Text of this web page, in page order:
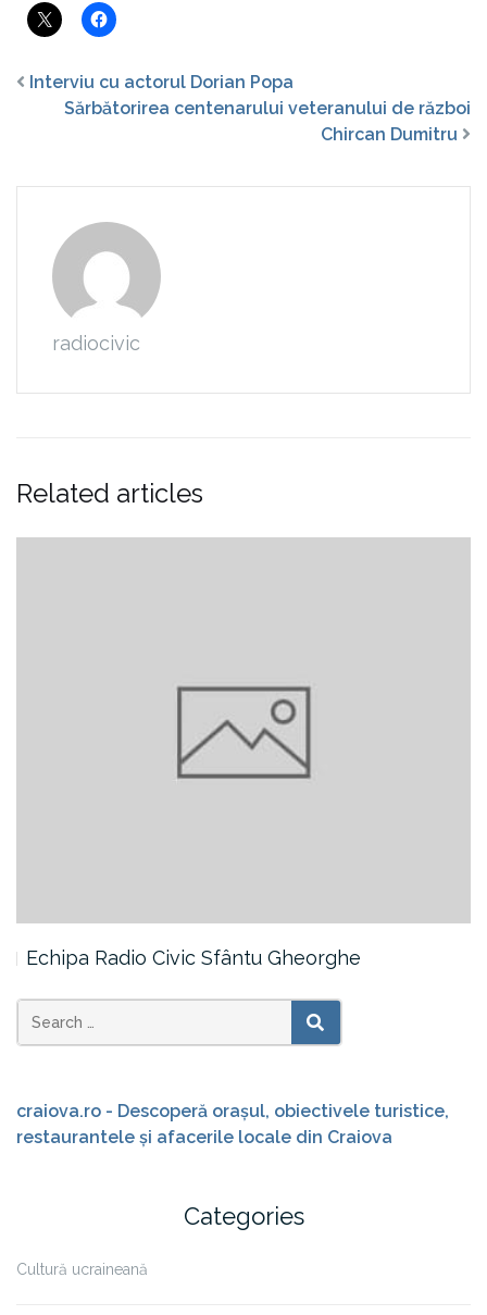
Interviu cu actorul Dorian Popa
Sărbătorirea centenarului veteranului de război
Chircan Dumitru
radiocivic
Related articles
Echipa Radio Civic Sfântu Gheorghe
Search
for:
SEARCH
craiova.ro - Descoperă orașul, obiectivele turistice,
restaurantele și afacerile locale din Craiova
Categories
Cultură ucraineană